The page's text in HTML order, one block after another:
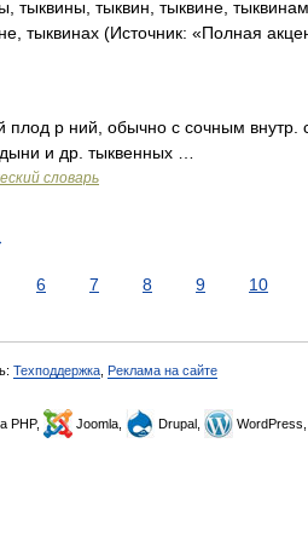
тыквины, тыквин, тыквине,
тыквинах (Источник: «Полная
плод р ний, обычно с сочным внутр.
и др. тыквенных …
словарь
6 7 8 9 10
Техподдержка Реклама на сайте
PHP, Joomla, Drupal, WordPress,